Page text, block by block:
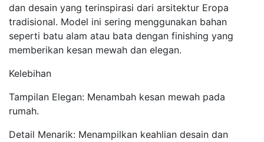
dan desain yang terinspirasi dari arsitektur Eropa
tradisional. Model ini sering menggunakan bahan
seperti batu alam atau bata dengan finishing yang
memberikan kesan mewah dan elegan.
Kelebihan
Tampilan Elegan: Menambah kesan mewah pada
rumah.
Detail Menarik: Menampilkan keahlian desain dan